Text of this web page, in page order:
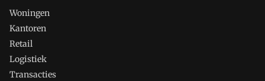
Woningen
Kantoren
Retail
Logistiek
Transacties